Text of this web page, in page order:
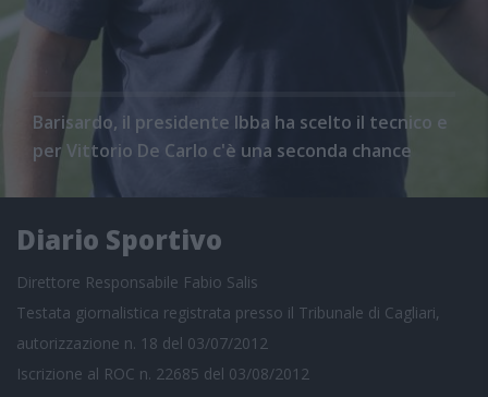
Barisardo, il presidente Ibba ha scelto il tecnico e
per Vittorio De Carlo c'è una seconda chance
Diario Sportivo
Direttore Responsabile Fabio Salis
Testata giornalistica registrata presso il Tribunale di Cagliari,
autorizzazione n. 18 del 03/07/2012
Iscrizione al ROC n. 22685 del 03/08/2012